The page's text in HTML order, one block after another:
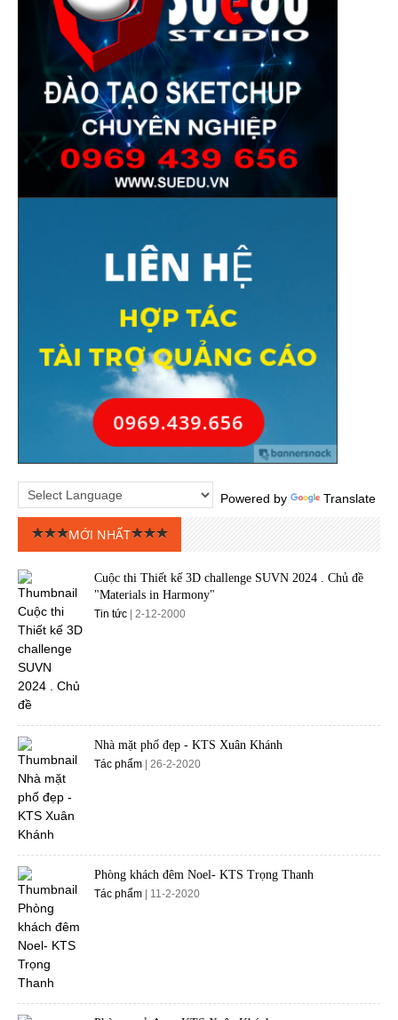
Powered by Translate
MỚI NHẤT
Cuộc thi Thiết kế 3D challenge SUVN 2024 . Chủ đề
"Materials in Harmony"
Tin tức| 2-12-2000
Nhà mặt phố đẹp - KTS Xuân Khánh
Tác phẩm | 26-2-2020
Phòng khách đêm Noel- KTS Trọng Thanh
Tác phẩm | 11-2-2020